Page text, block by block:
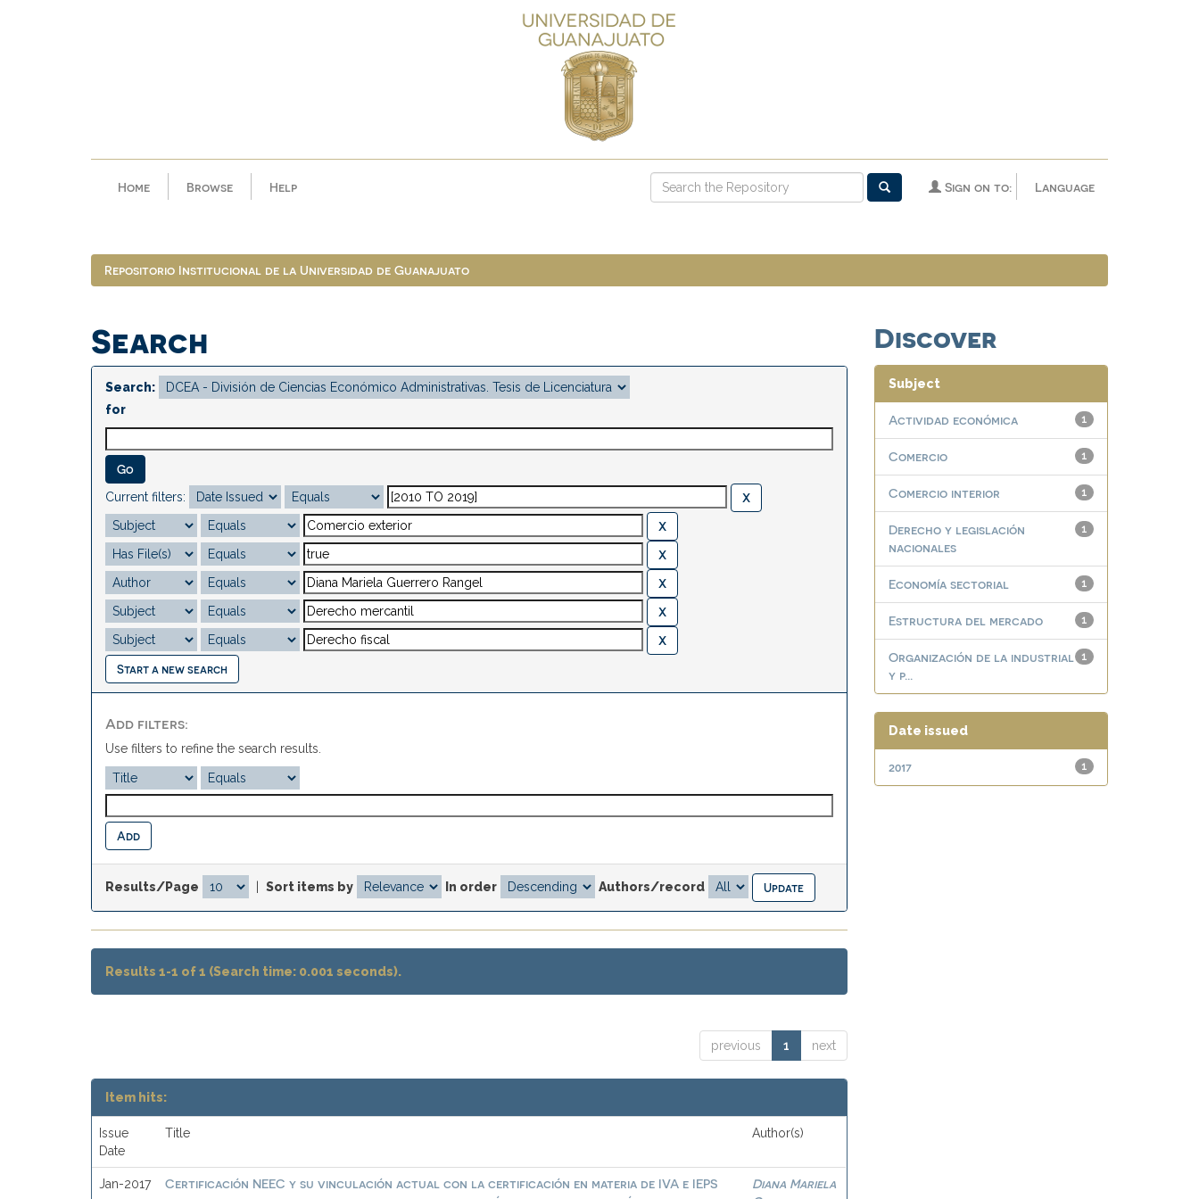
Home Browse Help Language
Sign on to:
Repositorio Institucional de la Universidad de Guanajuato
Search
Search:
for
Current filters:
Start a new search
Add filters:
Use filters to refine the search results.
Results/Page Sort items by In order Authors/record
Results 1-1 of 1 (Search time: 0.001 seconds).
previous 1 next
Item hits:
Issue
Date
Title Author(s)
Jan-2017
Certificación NEEC y su vinculación actual con la certificación en materia de IVA e IEPS
Diana Mariela
Discover
Subject
1
Actividad económica
1
Comercio
1
Comercio interior
1
Derecho y legislación
nacionales
1
Economía sectorial
1
Estructura del mercado
1
Organización de la industrial
y p...
Date issued
1
2017